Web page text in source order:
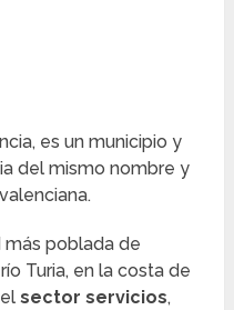
es un municipio y
del mismo nombre y
más poblada de
Turia, en la costa de
elsector servicios,